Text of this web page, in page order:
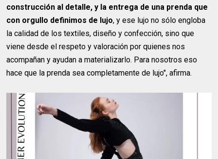
construcción al detalle, y la entrega de una prenda que
con orgullo definimos de lujo, y ese lujo no sólo engloba
la calidad de los textiles, diseño y confección, sino que
viene desde el respeto y valoración por quienes nos
acompañan y ayudan a materializarlo. Para nosotros eso
hace que la prenda sea completamente de lujo", afirma.